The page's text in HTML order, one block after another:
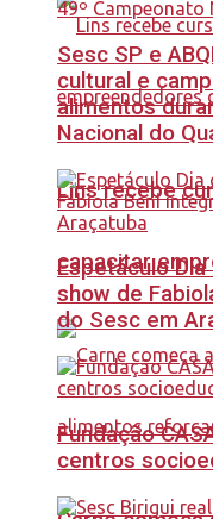
Lins recebe
capacitar
Sesc SP e
cultural e
alimentos
Nacional do
Espetáculo
show de
do Sesc em
Fundação
centros